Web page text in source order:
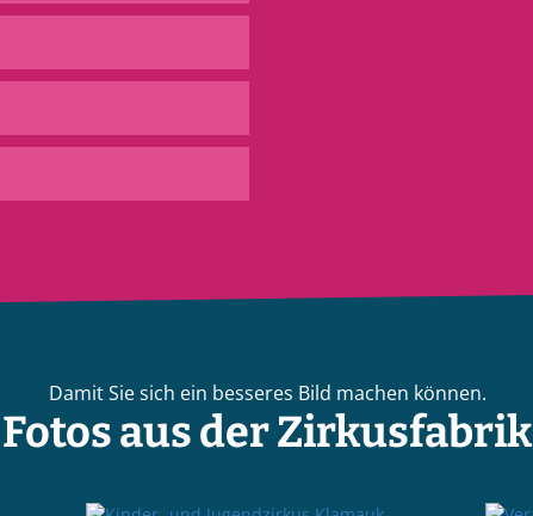
Damit Sie sich ein besseres Bild machen können.
Fotos aus der Zirkusfabrik